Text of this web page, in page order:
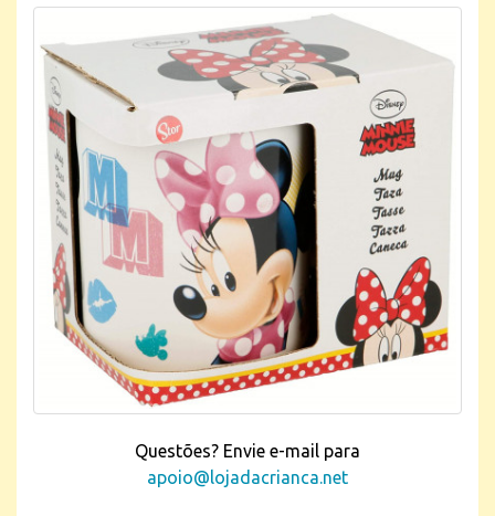
Questões? Envie e-mail para
apoio@lojadacrianca.net